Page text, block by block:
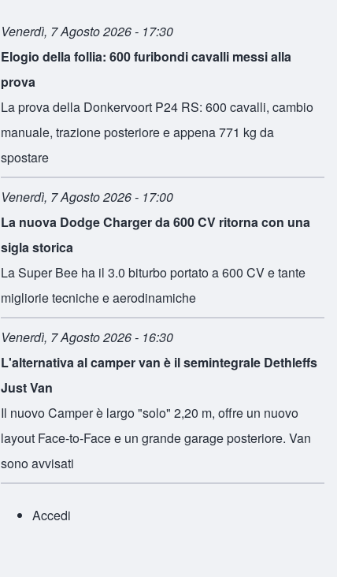
Venerdì, 7 Agosto 2026 - 17:30
Elogio della follia: 600 furibondi cavalli messi alla
prova
La prova della Donkervoort P24 RS: 600 cavalli, cambio
manuale, trazione posteriore e appena 771 kg da
spostare
Venerdì, 7 Agosto 2026 - 17:00
La nuova Dodge Charger da 600 CV ritorna con una
sigla storica
La Super Bee ha il 3.0 biturbo portato a 600 CV e tante
migliorie tecniche e aerodinamiche
Venerdì, 7 Agosto 2026 - 16:30
L'alternativa al camper van è il semintegrale Dethleffs
Just Van
Il nuovo Camper è largo "solo" 2,20 m, offre un nuovo
layout Face-to-Face e un grande garage posteriore. Van
sono avvisati
Menu profilo utente
Accedi